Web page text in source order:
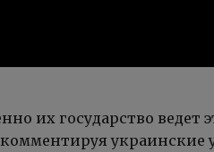
их государство ведет
украинские